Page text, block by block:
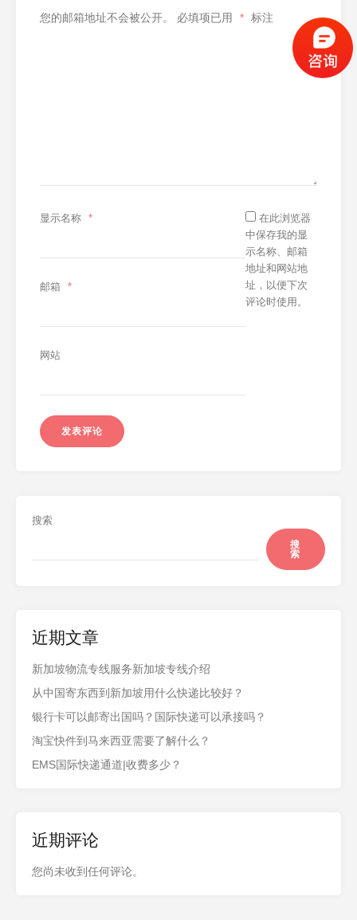
您的邮箱地址不会被公开。 必填项已用 * 标注
显示名称 *
邮箱 *
网站
在此浏览器
中保存我的显
示名称、邮箱
地址和网站地
址，以便下次
评论时使用。
搜索
搜
索
近期文章
新加坡物流专线服务新加坡专线介绍
从中国寄东西到新加坡用什么快递比较好？
银行卡可以邮寄出国吗？国际快递可以承接吗？
淘宝快件到马来西亚需要了解什么？
EMS国际快递通道|收费多少？
近期评论
您尚未收到任何评论。